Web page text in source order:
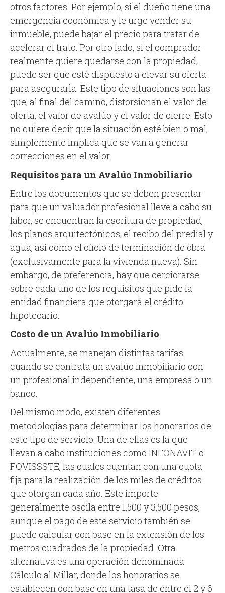
otros factores. Por ejemplo, si el dueño tiene una
emergencia económica y le urge vender su
inmueble, puede bajar el precio para tratar de
acelerar el trato. Por otro lado, si el comprador
realmente quiere quedarse con la propiedad,
puede ser que esté dispuesto a elevar su oferta
para asegurarla. Este tipo de situaciones son las
que, al final del camino, distorsionan el valor de
oferta, el valor de avalúo y el valor de cierre. Esto
no quiere decir que la situación esté bien o mal,
simplemente implica que se van a generar
correcciones en el valor.
Requisitos para un Avalúo Inmobiliario
Entre los documentos que se deben presentar
para que un valuador profesional lleve a cabo su
labor, se encuentran la escritura de propiedad,
los planos arquitectónicos, el recibo del predial y
agua, así como el oficio de terminación de obra
(exclusivamente para la vivienda nueva). Sin
embargo, de preferencia, hay que cerciorarse
sobre cada uno de los requisitos que pide la
entidad financiera que otorgará el crédito
hipotecario.
Costo de un Avalúo Inmobiliario
Actualmente, se manejan distintas tarifas
cuando se contrata un avalúo inmobiliario con
un profesional independiente, una empresa o un
banco.
Del mismo modo, existen diferentes
metodologías para determinar los honorarios de
este tipo de servicio. Una de ellas es la que
llevan a cabo instituciones como INFONAVIT o
FOVISSSTE, las cuales cuentan con una cuota
fija para la realización de los miles de créditos
que otorgan cada año. Este importe
generalmente oscila entre 1,500 y 3,500 pesos,
aunque el pago de este servicio también se
puede calcular con base en la extensión de los
metros cuadrados de la propiedad. Otra
alternativa es una operación denominada
Cálculo al Millar, donde los honorarios se
establecen con base en una tasa de entre el 2 y 6